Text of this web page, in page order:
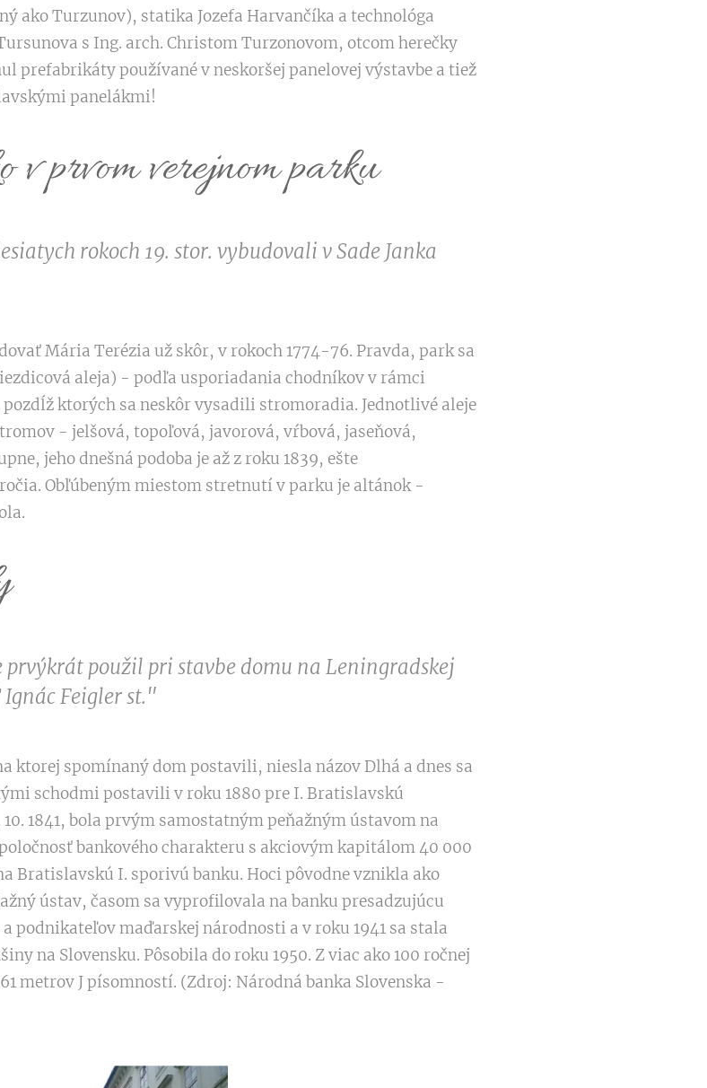
ako Turzunov), statika Jozefa Harvančíka a technológa
s Ing. arch. Christom Turzonovom, otcom herečky
prefabrikáty používané v neskoršej panelovej výstavbe a tiež
panelákmi!
v prvom verejnom parku
rokoch 19. stor. vybudovali v Sade Janka
Mária Terézia už skôr, v rokoch 1774-76. Pravda, park sa
aleja) - podľa usporiadania chodníkov v rámci
ktorých sa neskôr vysadili stromoradia. Jednotlivé aleje
- jelšová, topoľová, javorová, vŕbová, jaseňová,
jeho dnešná podoba je až z roku 1839, ešte
Obľúbeným miestom stretnutí v parku je altánok -
prvýkrát použil pri stavbe domu na Leningradskej
Feigler st."
ktorej spomínaný dom postavili, niesla názov Dlhá a dnes sa
schodmi postavili v roku 1880 pre I. Bratislavskú
1841, bola prvým samostatným peňažným ústavom na
bankového charakteru s akciovým kapitálom 40 000
Bratislavskú I. sporivú banku. Hoci pôvodne vznikla ako
ústav, časom sa vyprofilovala na banku presadzujúcu
podnikateľov maďarskej národnosti a v roku 1941 sa stala
na Slovensku. Pôsobila do roku 1950. Z viac ako 100 ročnej
metrov J písomností. (Zdroj: Národná banka Slovenska -